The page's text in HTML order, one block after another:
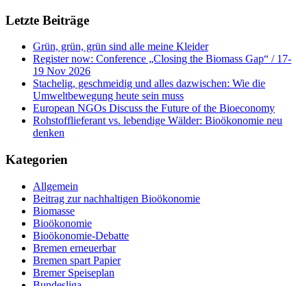
Letzte Beiträge
Grün, grün, grün sind alle meine Kleider
Register now: Conference „Closing the Biomass Gap“ / 17-
19 Nov 2026
Stachelig, geschmeidig und alles dazwischen: Wie die
Umweltbewegung heute sein muss
European NGOs Discuss the Future of the Bioeconomy
Rohstofflieferant vs. lebendige Wälder: Bioökonomie neu
denken
Kategorien
Allgemein
Beitrag zur nachhaltigen Bioökonomie
Biomasse
Bioökonomie
Bioökonomie-Debatte
Bremen erneuerbar
Bremen spart Papier
Bremer Speiseplan